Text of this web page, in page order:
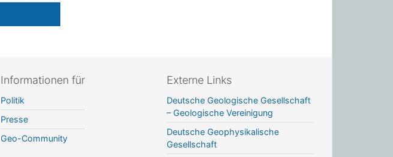
Informationen für
Politik
Presse
Geo-Community
Externe Links
Deutsche Geologische Gesellschaft
– Geologische Vereinigung
Deutsche Geophysikalische
Gesellschaft